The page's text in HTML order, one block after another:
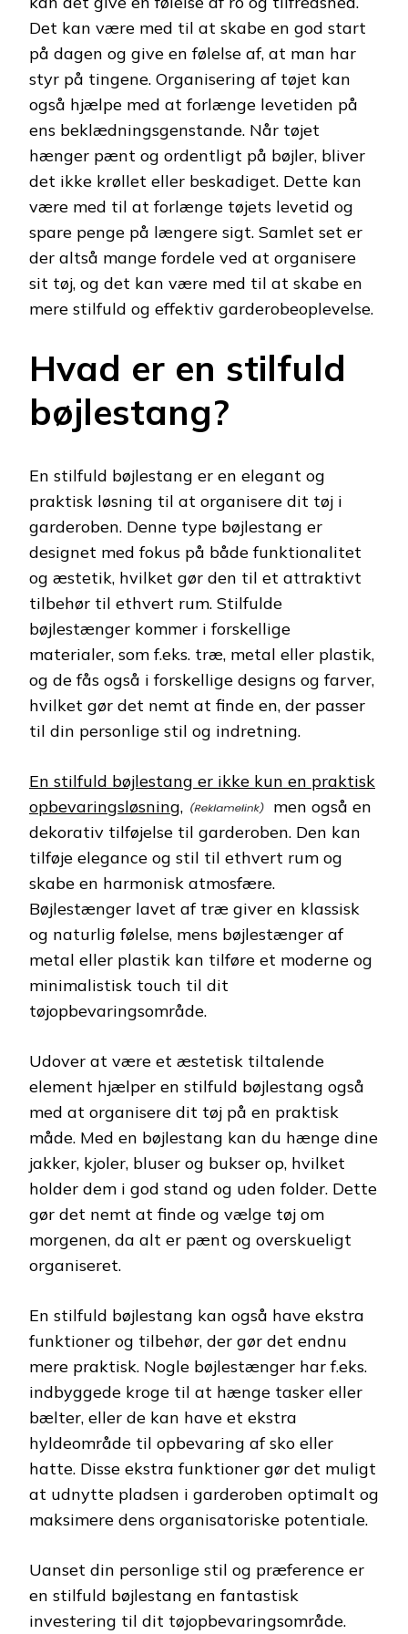
Det kan være med til at skabe en god start
på dagen og give en følelse af, at man har
styr på tingene. Organisering af tøjet kan
også hjælpe med at forlænge levetiden på
ens beklædningsgenstande. Når tøjet
hænger pænt og ordentligt på bøjler, bliver
det ikke krøllet eller beskadiget. Dette kan
være med til at forlænge tøjets levetid og
spare penge på længere sigt. Samlet set er
der altså mange fordele ved at organisere
sit tøj, og det kan være med til at skabe en
mere stilfuld og effektiv garderobeoplevelse.
Hvad er en stilfuld
bøjlestang?
En stilfuld bøjlestang er en elegant og
praktisk løsning til at organisere dit tøj i
garderoben. Denne type bøjlestang er
designet med fokus på både funktionalitet
og æstetik, hvilket gør den til et attraktivt
tilbehør til ethvert rum. Stilfulde
bøjlestænger kommer i forskellige
materialer, som f.eks. træ, metal eller plastik,
og de fås også i forskellige designs og farver,
hvilket gør det nemt at finde en, der passer
til din personlige stil og indretning.
En stilfuld bøjlestang er ikke kun en praktisk
opbevaringsløsning,
men også en
dekorativ tilføjelse til garderoben. Den kan
tilføje elegance og stil til ethvert rum og
skabe en harmonisk atmosfære.
Bøjlestænger lavet af træ giver en klassisk
og naturlig følelse, mens bøjlestænger af
metal eller plastik kan tilføre et moderne og
minimalistisk touch til dit
tøjopbevaringsområde.
Udover at være et æstetisk tiltalende
element hjælper en stilfuld bøjlestang også
med at organisere dit tøj på en praktisk
måde. Med en bøjlestang kan du hænge dine
jakker, kjoler, bluser og bukser op, hvilket
holder dem i god stand og uden folder. Dette
gør det nemt at finde og vælge tøj om
morgenen, da alt er pænt og overskueligt
organiseret.
En stilfuld bøjlestang kan også have ekstra
funktioner og tilbehør, der gør det endnu
mere praktisk. Nogle bøjlestænger har f.eks.
indbyggede kroge til at hænge tasker eller
bælter, eller de kan have et ekstra
hyldeområde til opbevaring af sko eller
hatte. Disse ekstra funktioner gør det muligt
at udnytte pladsen i garderoben optimalt og
maksimere dens organisatoriske potentiale.
Uanset din personlige stil og præference er
en stilfuld bøjlestang en fantastisk
investering til dit tøjopbevaringsområde.